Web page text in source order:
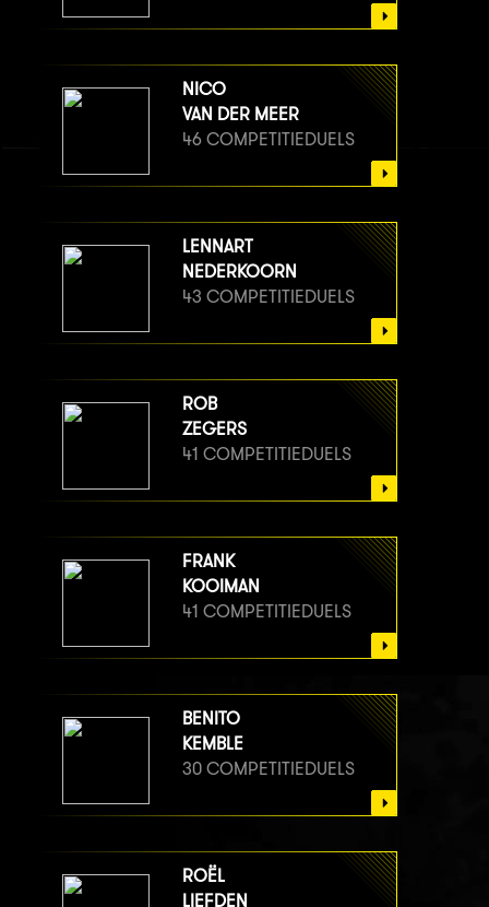
NICO
VAN DER MEER
46 COMPETITIEDUELS
LENNART
NEDERKOORN
43 COMPETITIEDUELS
ROB
ZEGERS
41 COMPETITIEDUELS
FRANK
KOOIMAN
41 COMPETITIEDUELS
BENITO
KEMBLE
30 COMPETITIEDUELS
ROËL
LIEFDEN